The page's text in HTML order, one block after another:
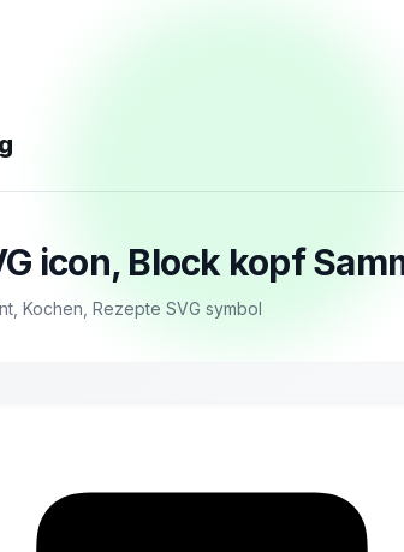
icon, Block kopf
Kochen, Rezepte SVG symbol